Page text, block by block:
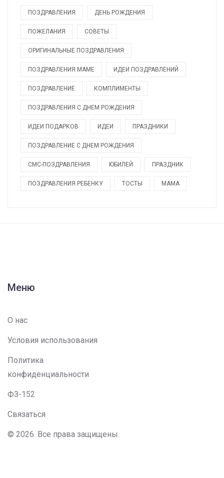
ПОЗДРАВЛЕНИЯ ДЕНЬ РОЖДЕНИЯ
ПОЖЕЛАНИЯ СОВЕТЫ
ОРИГИНАЛЬНЫЕ ПОЗДРАВЛЕНИЯ
ПОЗДРАВЛЕНИЯ МАМЕ ИДЕИ ПОЗДРАВЛЕНИЙ
ПОЗДРАВЛЕНИЕ КОМПЛИМЕНТЫ
ПОЗДРАВЛЕНИЯ С ДНЕМ РОЖДЕНИЯ
ИДЕИ ПОДАРКОВ ИДЕИ ПРАЗДНИКИ
ПОЗДРАВЛЕНИЕ С ДНЕМ РОЖДЕНИЯ
СМС-ПОЗДРАВЛЕНИЯ ЮБИЛЕЙ ПРАЗДНИК
ПОЗДРАВЛЕНИЯ РЕБЕНКУ ТОСТЫ МАМА
Меню
О нас
Условия использования
Политика
конфиденциальности
ФЗ-152
Связаться
© 2026. Все права защищены.